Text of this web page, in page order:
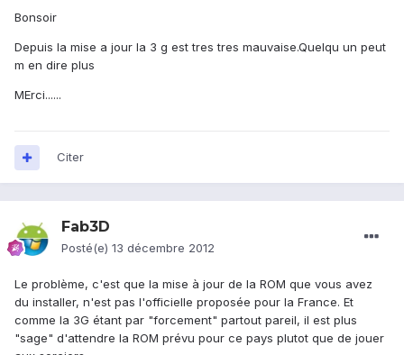
Bonsoir
Depuis la mise a jour la 3 g est tres tres mauvaise.Quelqu un peut
m en dire plus
MErci......
Citer
Fab3D
Posté(e) 13 décembre 2012
Le problème, c'est que la mise à jour de la ROM que vous avez
du installer, n'est pas l'officielle proposée pour la France. Et
comme la 3G étant par "forcement" partout pareil, il est plus
"sage" d'attendre la ROM prévu pour ce pays plutot que de jouer